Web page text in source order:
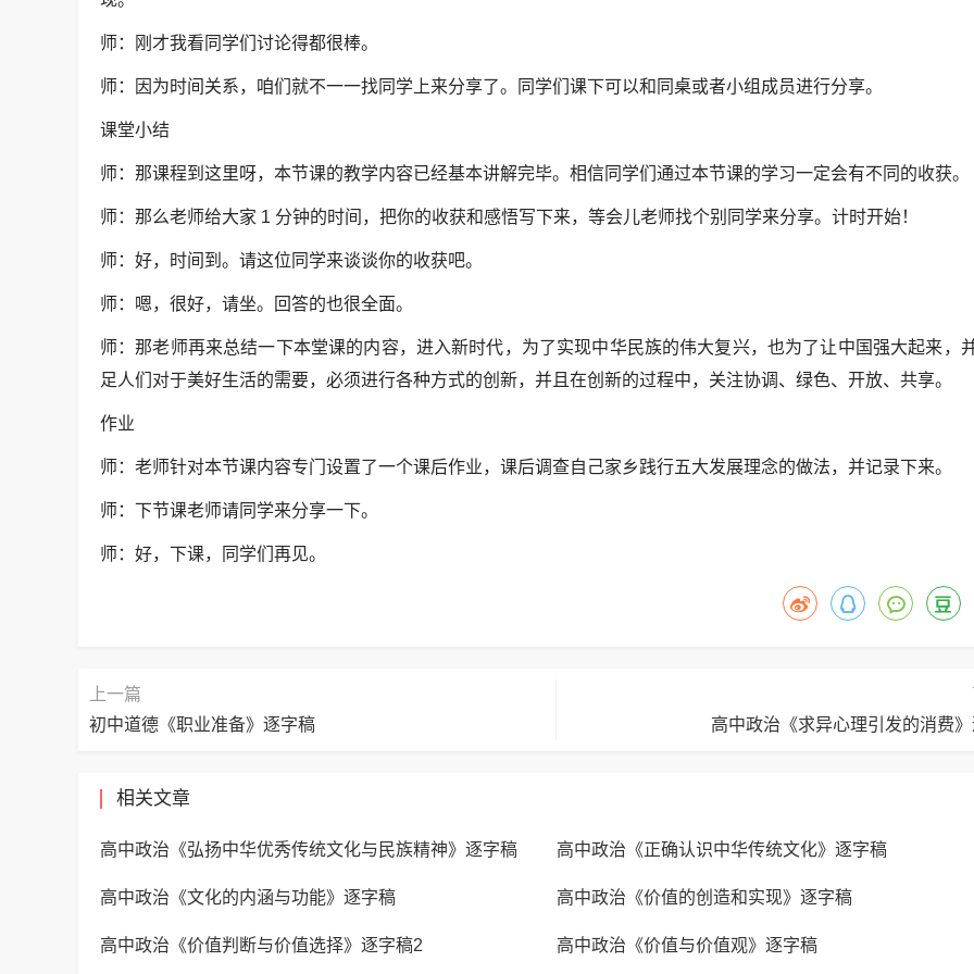
师：刚才我看同学们讨论得都很棒。
师：因为时间关系，咱们就不一一找同学上来分享了。同学们课下可以和同桌或者小组成员进行分享。
课堂小结
师：那课程到这里呀，本节课的教学内容已经基本讲解完毕。相信同学们通过本节课的学习一定会有不同的收获。
师：那么老师给大家 1 分钟的时间，把你的收获和感悟写下来，等会儿老师找个别同学来分享。计时开始！
师：好，时间到。请这位同学来谈谈你的收获吧。
师：嗯，很好，请坐。回答的也很全面。
师：那老师再来总结一下本堂课的内容，进入新时代，为了实现中华民族的伟大复兴，也为了让中国强大起来，
足人们对于美好生活的需要，必须进行各种方式的创新，并且在创新的过程中，关注协调、绿色、开放、共享。
作业
师：老师针对本节课内容专门设置了一个课后作业，课后调查自己家乡践行五大发展理念的做法，并记录下来。
师：下节课老师请同学来分享一下。
师：好，下课，同学们再见。
上一篇
初中道德《职业准备》逐字稿
高中政治《求异心理引发的消费
相关文章
高中政治《弘扬中华优秀传统文化与民族精神》逐字稿 高中政治《正确认识中华传统文化》逐字稿
高中政治《文化的内涵与功能》逐字稿 高中政治《价值的创造和实现》逐字稿
高中政治《价值判断与价值选择》逐字稿2 高中政治《价值与价值观》逐字稿